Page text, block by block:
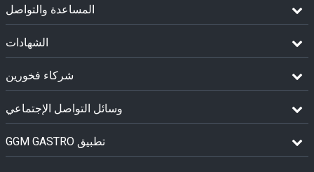
المساعدة والتواصل
الشهادات
شركاء فخورين
وسائل التواصل الإجتماعي
GGM GASTRO تطبيق